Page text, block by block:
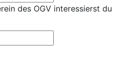
des OGV interessierst du